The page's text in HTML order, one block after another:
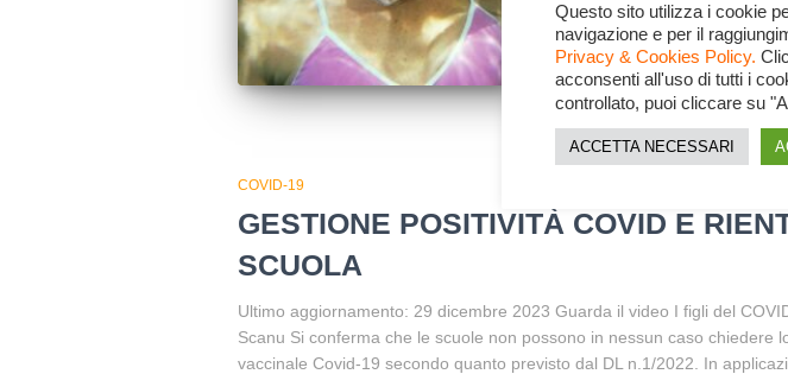
Leggi
Di
COVID-19
GESTIONE POSITIVITÀ COVID E
SCUOLA
Ultimo aggiornamento: 29 dicembre 2023 Guarda il video I figli del
Scanu Si conferma che le scuole non possono in nessun caso chiedere
vaccinale Covid-19 secondo quanto previsto dal DL n.1/2022. In
Questo sito utilizza i cookie
navigazione e per il
Privacy & Cookies Policy.
acconsenti all'uso di tutti i
controllato, puoi cliccare su
ACCETTA NECESSARI